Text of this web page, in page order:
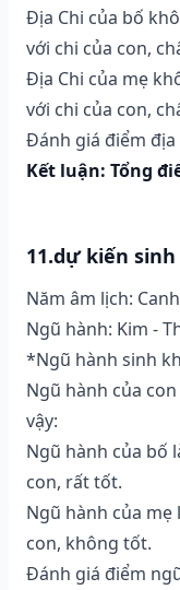
Địa Chi của bố
với chi của con,
Địa Chi của mẹ
với chi của con,
Đánh giá điểm
Kết luận: Tổng
11.dự kiến
Năm âm lịch:
Ngũ hành: Kim -
*Ngũ hành sinh
Ngũ hành của
vậy:
Ngũ hành của bố
con, rất tốt.
Ngũ hành của
con, không tốt.
Đánh giá điểm